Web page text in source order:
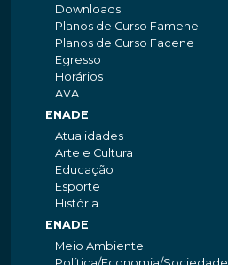
Downloads
Planos de Curso Famene
Planos de Curso Facene
Egresso
Horários
AVA
ENADE
Atualidades
Arte e Cultura
Educação
Esporte
História
ENADE
Meio Ambiente